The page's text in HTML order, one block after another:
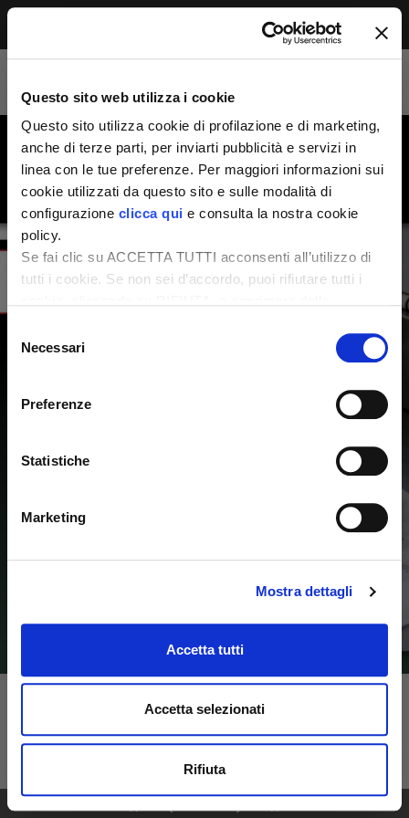
Questo sito web utilizza i cookie
Questo sito utilizza cookie di profilazione e di marketing,
anche di terze parti, per inviarti pubblicità e servizi in
linea con le tue preferenze. Per maggiori informazioni sui
cookie utilizzati da questo sito e sulle modalità di
configurazione clicca qui e consulta la nostra cookie
policy.
Se fai clic su ACCETTA TUTTI acconsenti all’utilizzo di
tutti i cookie. Se non sei d’accordo, puoi rifiutare tutti i
desideri accettare e cliccando ACCETTA SELEZIONATI.
delNecessari
Preferenze
Statistiche
Marketing
Mostra dettagli
Accetta tutti
Accetta selezionati
Rifiuta
Accesso riservato agli abbonati
Per leggere questo contenuto, devi essere
abbonato alla rivista. Se sei già abbonato,
accedi subito per continuare la lettura.
Se non sei ancora dei nostri, abbonati ora e
accedi ai tuoi contenuti!